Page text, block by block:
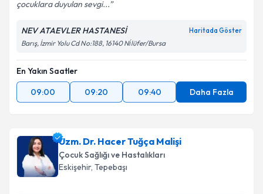
çocuklara duyulan sevgi...
NEV ATAEVLER HASTANESİ Haritada Göster
Barış, İzmir Yolu Cd No:188, 16140 Ni̇lüfer/Bursa
En Yakın Saatler
09:00
09:20 09:40 Daha Fazla
Uzm. Dr. Hacer Tuğça Malişi
Çocuk Sağlığı ve Hastalıkları
Eskişehir, Tepebaşı